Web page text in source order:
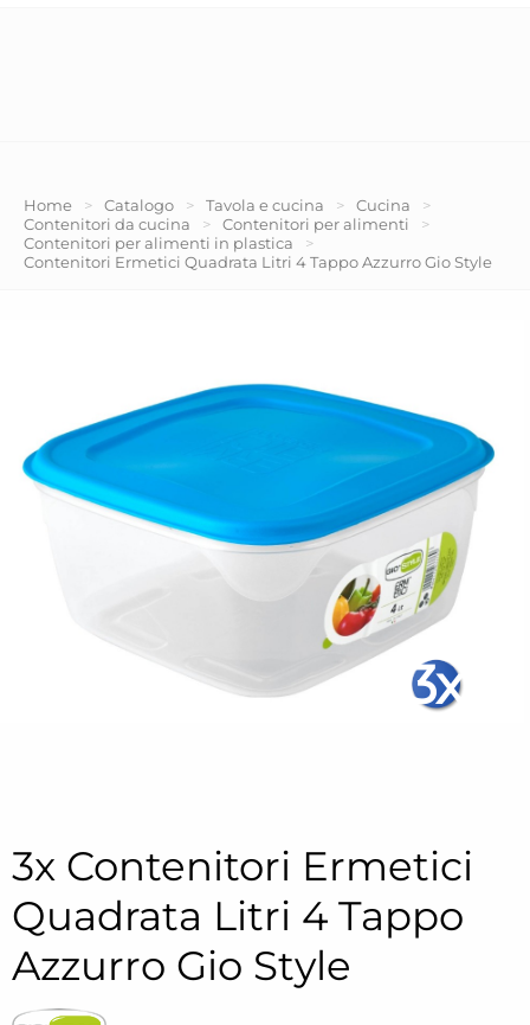
Home > Catalogo > Tavola e cucina > Cucina
>
Contenitori da cucina
> Contenitori per alimenti
>
Contenitori per alimenti in plastica
>
Contenitori Ermetici Quadrata Litri 4 Tappo Azzurro Gio Style
3x
3x Contenitori Ermetici
Quadrata Litri 4 Tappo
Azzurro Gio Style